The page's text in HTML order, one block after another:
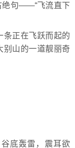
绝句——“飞流直下
正在飞跃而起的
别山的一道靓丽奇
底轰雷，震耳欲